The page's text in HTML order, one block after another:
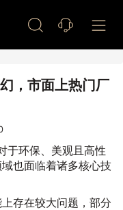
，市面上热门厂
于环保、美观且高性
也面临着诸多核心技
存在较大问题，部分